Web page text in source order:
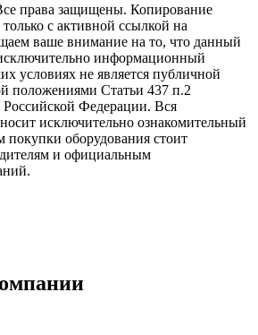
права защищены. Копирование
с активной ссылкой на
ваше внимание на то, что данный
информационный
условиях не является публичной
положениями Статьи 437 п.2
Российской Федерации. Вся
исключительно ознакомительный
покупки оборудования стоит
и официальным